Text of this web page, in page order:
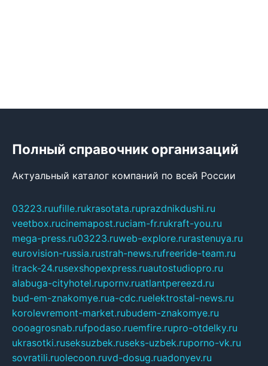
Полный справочник организаций
Актуальный каталог компаний по всей России
03223.ruufille.rukrasotata.ruprazdnikdushi.ru
veetbox.rucinemapost.ruciam-fr.rukraft-you.ru
mega-press.ru03223.ruweb-explore.rurastenuya.ru
eurovision-russia.rustrah-news.rufreeride-team.ru
itrack-24.rusexshopexpress.ruautostudiopro.ru
alabuga-cityhotel.rupornv.ruatlantpereezd.ru
bud-em-znakomye.rua-cdc.ruelektrostal-news.ru
korolevremont-market.rubudem-znakomye.ru
oooagrosnab.rufpodaso.ruemfire.rupro-otdelky.ru
ukrasotki.ruseksuzbek.ruseks-uzbek.ruporno-vk.ru
sovratili.ruolecoon.ruvd-dosug.ruadonyev.ru